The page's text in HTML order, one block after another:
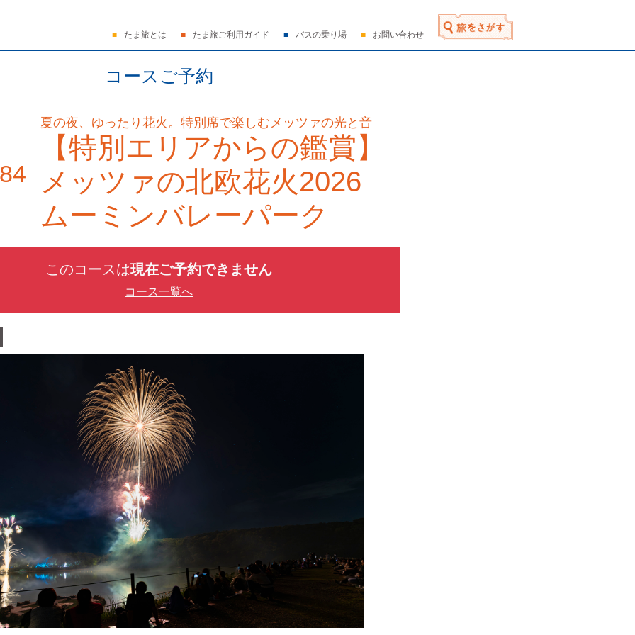
たま旅とは たま旅ご利用ガイド バスの乗り場 お問い合わせ
コースご予約
夏の夜、ゆったり花火。特別席で楽しむメッツァの光と音
【特別エリアからの鑑賞】
メッツァの北欧花火2026
ムーミンバレーパーク
このコースは現在ご予約できません
コース一覧へ